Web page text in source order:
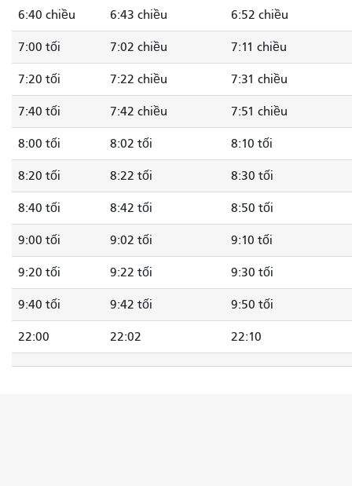
6:40 chiều 6:43 chiều 6:52 chiều
7:00 tối 7:02 chiều 7:11 chiều
7:20 tối 7:22 chiều 7:31 chiều
7:40 tối 7:42 chiều 7:51 chiều
8:00 tối 8:02 tối 8:10 tối
8:20 tối 8:22 tối 8:30 tối
8:40 tối 8:42 tối 8:50 tối
9:00 tối 9:02 tối 9:10 tối
9:20 tối 9:22 tối 9:30 tối
9:40 tối 9:42 tối 9:50 tối
22:00 22:02 22:10